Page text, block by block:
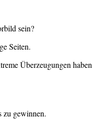
sein?
Seiten.
Überzeugungen
zu gewinnen.